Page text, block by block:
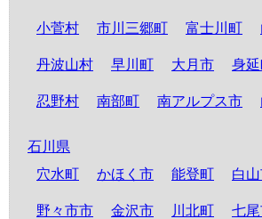
小菅村 市川三郷町 富士川町
丹波山村 早川町 大月市 身
忍野村 南部町 南アルプス市
石川県
穴水町
かほく市 能登町 白
野々市市 金沢市 川北町 七